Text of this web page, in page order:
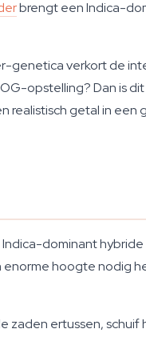
brengt een Indica-
genetica verkort de
opstelling? Dan is
realistisch getal in
Indica-dominant
hoogte nodig
zaden ertussen, schuif